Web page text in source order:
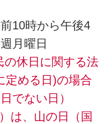
10時から午後4
月曜日
の休日に関する法
定める日)の場合
でない日）
は、山の日（国